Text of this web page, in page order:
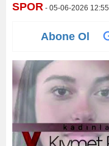
SPOR - 05-06-2026 12:55
Abone Ol